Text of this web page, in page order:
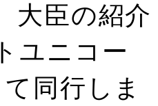
大臣の紹介
ユニコー
同行しま